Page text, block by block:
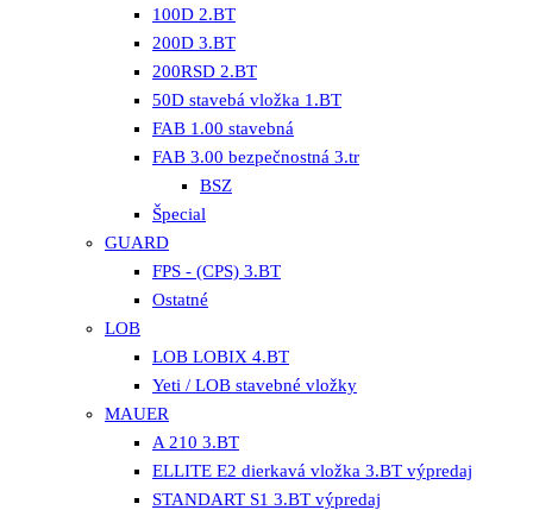
100D 2.BT
200D 3.BT
200RSD 2.BT
50D stavebá vložka 1.BT
FAB 1.00 stavebná
FAB 3.00 bezpečnostná 3.tr
BSZ
Špecial
GUARD
FPS - (CPS) 3.BT
Ostatné
LOB
LOB LOBIX 4.BT
Yeti / LOB stavebné vložky
MAUER
A 210 3.BT
ELLITE E2 dierkavá vložka 3.BT výpredaj
STANDART S1 3.BT výpredaj